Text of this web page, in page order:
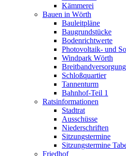
Kämmerei
Bauen in Wörth
Bauleitpläne
Baugrundstücke
Bodenrichtwerte
Photovoltaik- und
Windpark Wörth
Breitbandversorgung
Schloßquartier
Tannenturm
Bahnhof-Teil 1
Ratsinformationen
Stadtrat
Ausschüsse
Niederschriften
Sitzungstermine
Sitzungstermine
Friedhof